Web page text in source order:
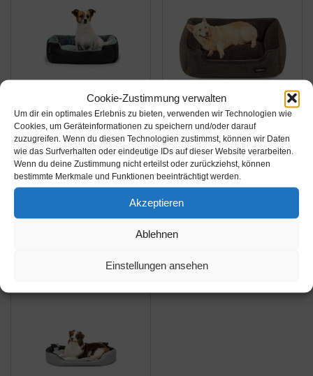
Cookie-Zustimmung verwalten
Um dir ein optimales Erlebnis zu bieten, verwenden wir Technologien wie
Cookies, um Geräteinformationen zu speichern und/oder darauf
zuzugreifen. Wenn du diesen Technologien zustimmst, können wir Daten
wie das Surfverhalten oder eindeutige IDs auf dieser Website verarbeiten.
Wenn du deine Zustimmung nicht erteilst oder zurückziehst, können
bestimmte Merkmale und Funktionen beeinträchtigt werden.
Akzeptieren
Ablehnen
Einstellungen ansehen
Amazon.de
22,95€
dibea Hundebett
Hundekissen
Wendekissen Größe M
Amazon.de
28,59€39,99€
FEANDREA
Waschbares
Hundebett, Bezug
abnehmbar und
maschinenwaschbar,
Hundekissen, Braun 90